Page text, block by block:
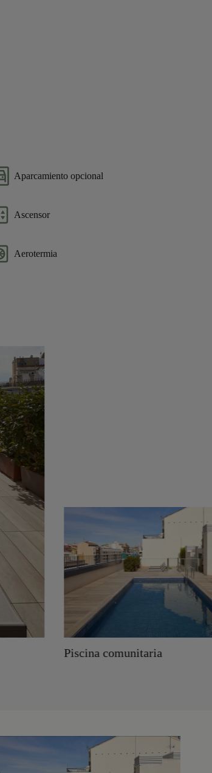
Aparcamiento opcional
Ascensor
Aerotermia
Piscina comunitaria